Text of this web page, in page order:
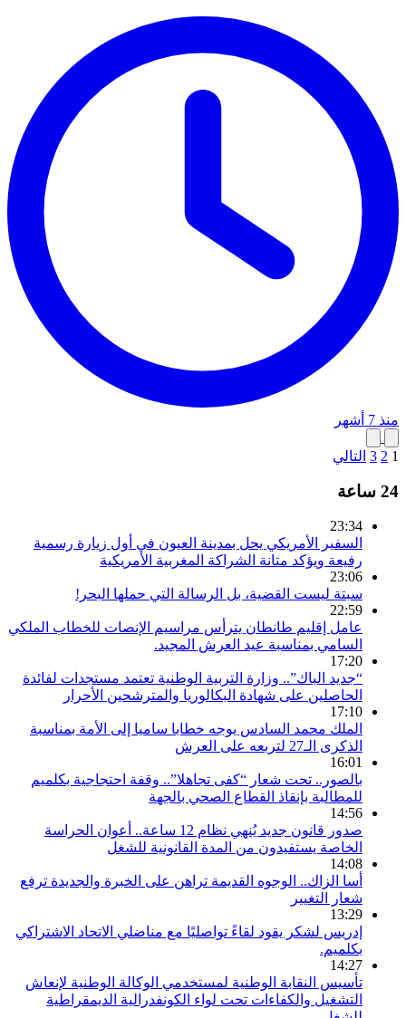
منذ 7 أشهر
1
2
3 التالي
24 ساعة
23:34
السفير الأمريكي يحل بمدينة العيون في أول زيارة رسمية
رفيعة ويؤكد متانة الشراكة المغربية الأمريكية
23:06
سبتة ليست القضية، بل الرسالة التي حملها البحر!
22:59
عامل إقليم طانطان يترأس مراسيم الإنصات للخطاب الملكي
السامي بمناسبة عيد العرش المجيد.
17:20
“جديد الباك”.. وزارة التربية الوطنية تعتمد مستجدات لفائدة
الحاصلين على شهادة البكالوريا والمترشحين الأحرار
17:10
الملك محمد السادس يوجه خطابا ساميا إلى الأمة بمناسبة
الذكرى الـ27 لتربعه على العرش
16:01
بالصور.. تحت شعار “كفى تجاهلا”.. وقفة احتجاجية بكلميم
للمطالبة بإنقاذ القطاع الصحي بالجهة
14:56
صدور قانون جديد يُنهي نظام 12 ساعة.. أعوان الحراسة
الخاصة يستفيدون من المدة القانونية للشغل
14:08
أسا الزاك.. الوجوه القديمة تراهن على الخبرة والجديدة ترفع
شعار التغيير
13:29
إدريس لشكر يقود لقاءً تواصليًا مع مناضلي الاتحاد الاشتراكي
بكلميم.
14:27
تأسيس النقابة الوطنية لمستخدمي الوكالة الوطنية لإنعاش
التشغيل والكفاءات تحت لواء الكونفدرالية الديمقراطية